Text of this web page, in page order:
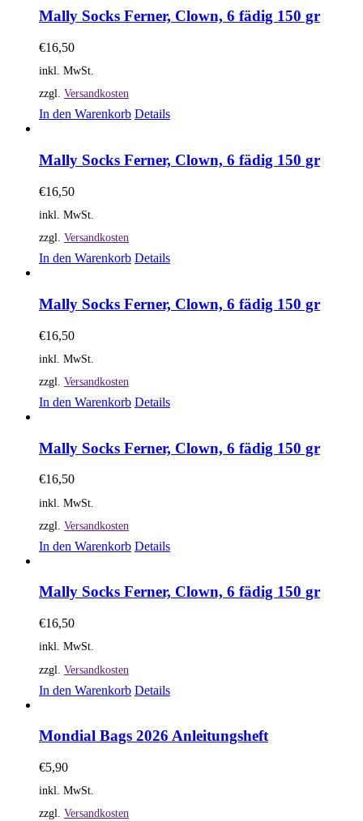
Mally Socks Ferner, Clown, 6 fädig 150 gr
€16,50
inkl. MwSt.
zzgl. Versandkosten
In den Warenkorb Details
Mally Socks Ferner, Clown, 6 fädig 150 gr
€16,50
inkl. MwSt.
zzgl. Versandkosten
In den Warenkorb Details
Mally Socks Ferner, Clown, 6 fädig 150 gr
€16,50
inkl. MwSt.
zzgl. Versandkosten
In den Warenkorb Details
Mally Socks Ferner, Clown, 6 fädig 150 gr
€16,50
inkl. MwSt.
zzgl. Versandkosten
In den Warenkorb Details
Mally Socks Ferner, Clown, 6 fädig 150 gr
€16,50
inkl. MwSt.
zzgl. Versandkosten
In den Warenkorb Details
Mondial Bags 2026 Anleitungsheft
€5,90
inkl. MwSt.
zzgl. Versandkosten